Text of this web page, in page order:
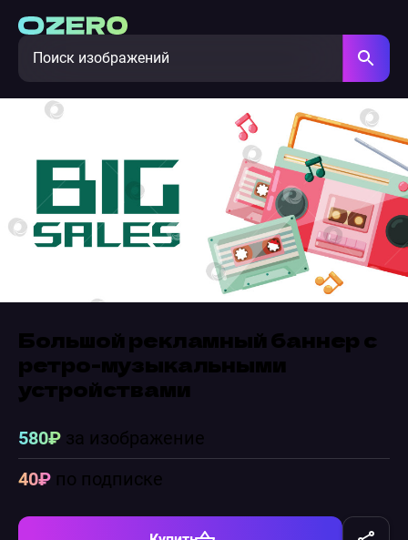
Большой рекламный баннер с
ретро-музыкальными
устройствами
580₽за изображение
40₽по подписке